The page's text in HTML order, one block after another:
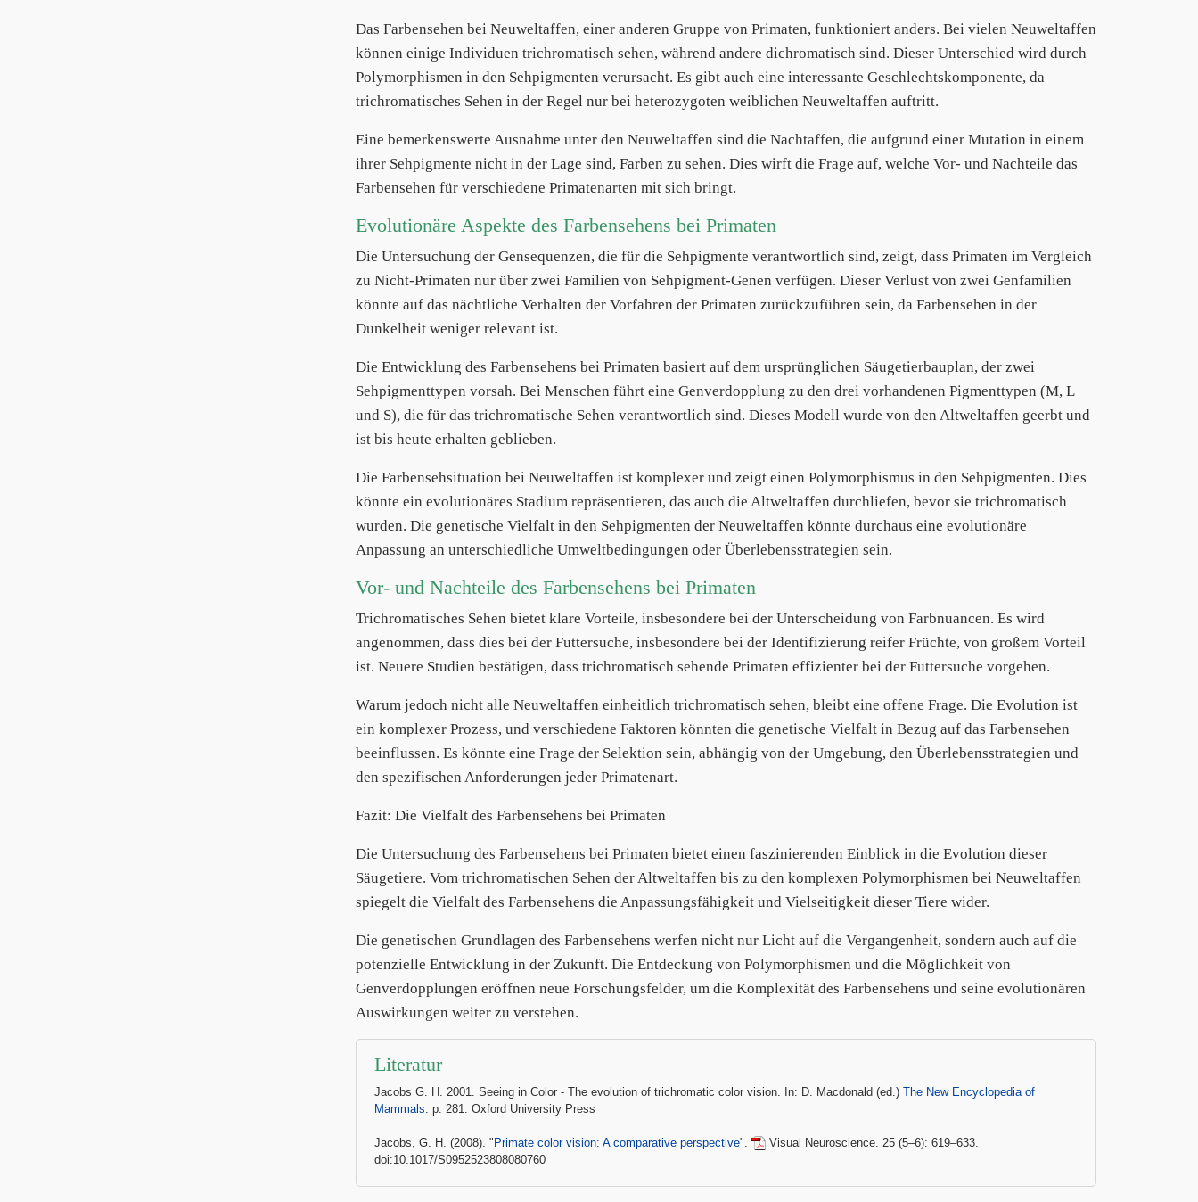
Das Farbensehen bei Neuweltaffen, einer anderen Gruppe von Primaten, funktioniert anders. Bei vielen Neuweltaffen
können einige Individuen trichromatisch sehen, während andere dichromatisch sind. Dieser Unterschied wird durch
Polymorphismen in den Sehpigmenten verursacht. Es gibt auch eine interessante Geschlechtskomponente, da
trichromatisches Sehen in der Regel nur bei heterozygoten weiblichen Neuweltaffen auftritt.
Eine bemerkenswerte Ausnahme unter den Neuweltaffen sind die Nachtaffen, die aufgrund einer Mutation in einem
ihrer Sehpigmente nicht in der Lage sind, Farben zu sehen. Dies wirft die Frage auf, welche Vor- und Nachteile das
Farbensehen für verschiedene Primatenarten mit sich bringt.
Evolutionäre Aspekte des Farbensehens bei Primaten
Die Untersuchung der Gensequenzen, die für die Sehpigmente verantwortlich sind, zeigt, dass Primaten im Vergleich
zu Nicht-Primaten nur über zwei Familien von Sehpigment-Genen verfügen. Dieser Verlust von zwei Genfamilien
könnte auf das nächtliche Verhalten der Vorfahren der Primaten zurückzuführen sein, da Farbensehen in der
Dunkelheit weniger relevant ist.
Die Entwicklung des Farbensehens bei Primaten basiert auf dem ursprünglichen Säugetierbauplan, der zwei
Sehpigmenttypen vorsah. Bei Menschen führt eine Genverdopplung zu den drei vorhandenen Pigmenttypen (M, L
und S), die für das trichromatische Sehen verantwortlich sind. Dieses Modell wurde von den Altweltaffen geerbt und
ist bis heute erhalten geblieben.
Die Farbensehsituation bei Neuweltaffen ist komplexer und zeigt einen Polymorphismus in den Sehpigmenten. Dies
könnte ein evolutionäres Stadium repräsentieren, das auch die Altweltaffen durchliefen, bevor sie trichromatisch
wurden. Die genetische Vielfalt in den Sehpigmenten der Neuweltaffen könnte durchaus eine evolutionäre
Anpassung an unterschiedliche Umweltbedingungen oder Überlebensstrategien sein.
Vor- und Nachteile des Farbensehens bei Primaten
Trichromatisches Sehen bietet klare Vorteile, insbesondere bei der Unterscheidung von Farbnuancen. Es wird
angenommen, dass dies bei der Futtersuche, insbesondere bei der Identifizierung reifer Früchte, von großem Vorteil
ist. Neuere Studien bestätigen, dass trichromatisch sehende Primaten effizienter bei der Futtersuche vorgehen.
Warum jedoch nicht alle Neuweltaffen einheitlich trichromatisch sehen, bleibt eine offene Frage. Die Evolution ist
ein komplexer Prozess, und verschiedene Faktoren könnten die genetische Vielfalt in Bezug auf das Farbensehen
beeinflussen. Es könnte eine Frage der Selektion sein, abhängig von der Umgebung, den Überlebensstrategien und
den spezifischen Anforderungen jeder Primatenart.
Fazit: Die Vielfalt des Farbensehens bei Primaten
Die Untersuchung des Farbensehens bei Primaten bietet einen faszinierenden Einblick in die Evolution dieser
Säugetiere. Vom trichromatischen Sehen der Altweltaffen bis zu den komplexen Polymorphismen bei Neuweltaffen
spiegelt die Vielfalt des Farbensehens die Anpassungsfähigkeit und Vielseitigkeit dieser Tiere wider.
Die genetischen Grundlagen des Farbensehens werfen nicht nur Licht auf die Vergangenheit, sondern auch auf die
potenzielle Entwicklung in der Zukunft. Die Entdeckung von Polymorphismen und die Möglichkeit von
Genverdopplungen eröffnen neue Forschungsfelder, um die Komplexität des Farbensehens und seine evolutionären
Auswirkungen weiter zu verstehen.
Literatur
Jacobs G. H. 2001. Seeing in Color - The evolution of trichromatic color vision. In: D. Macdonald (ed.) The New Encyclopedia of
Mammals . p. 281. Oxford University Press
Jacobs, G. H. (2008). " Primate color vision: A comparative perspective".
Visual Neuroscience. 25 (5–6): 619–633.
doi:10.1017/S0952523808080760